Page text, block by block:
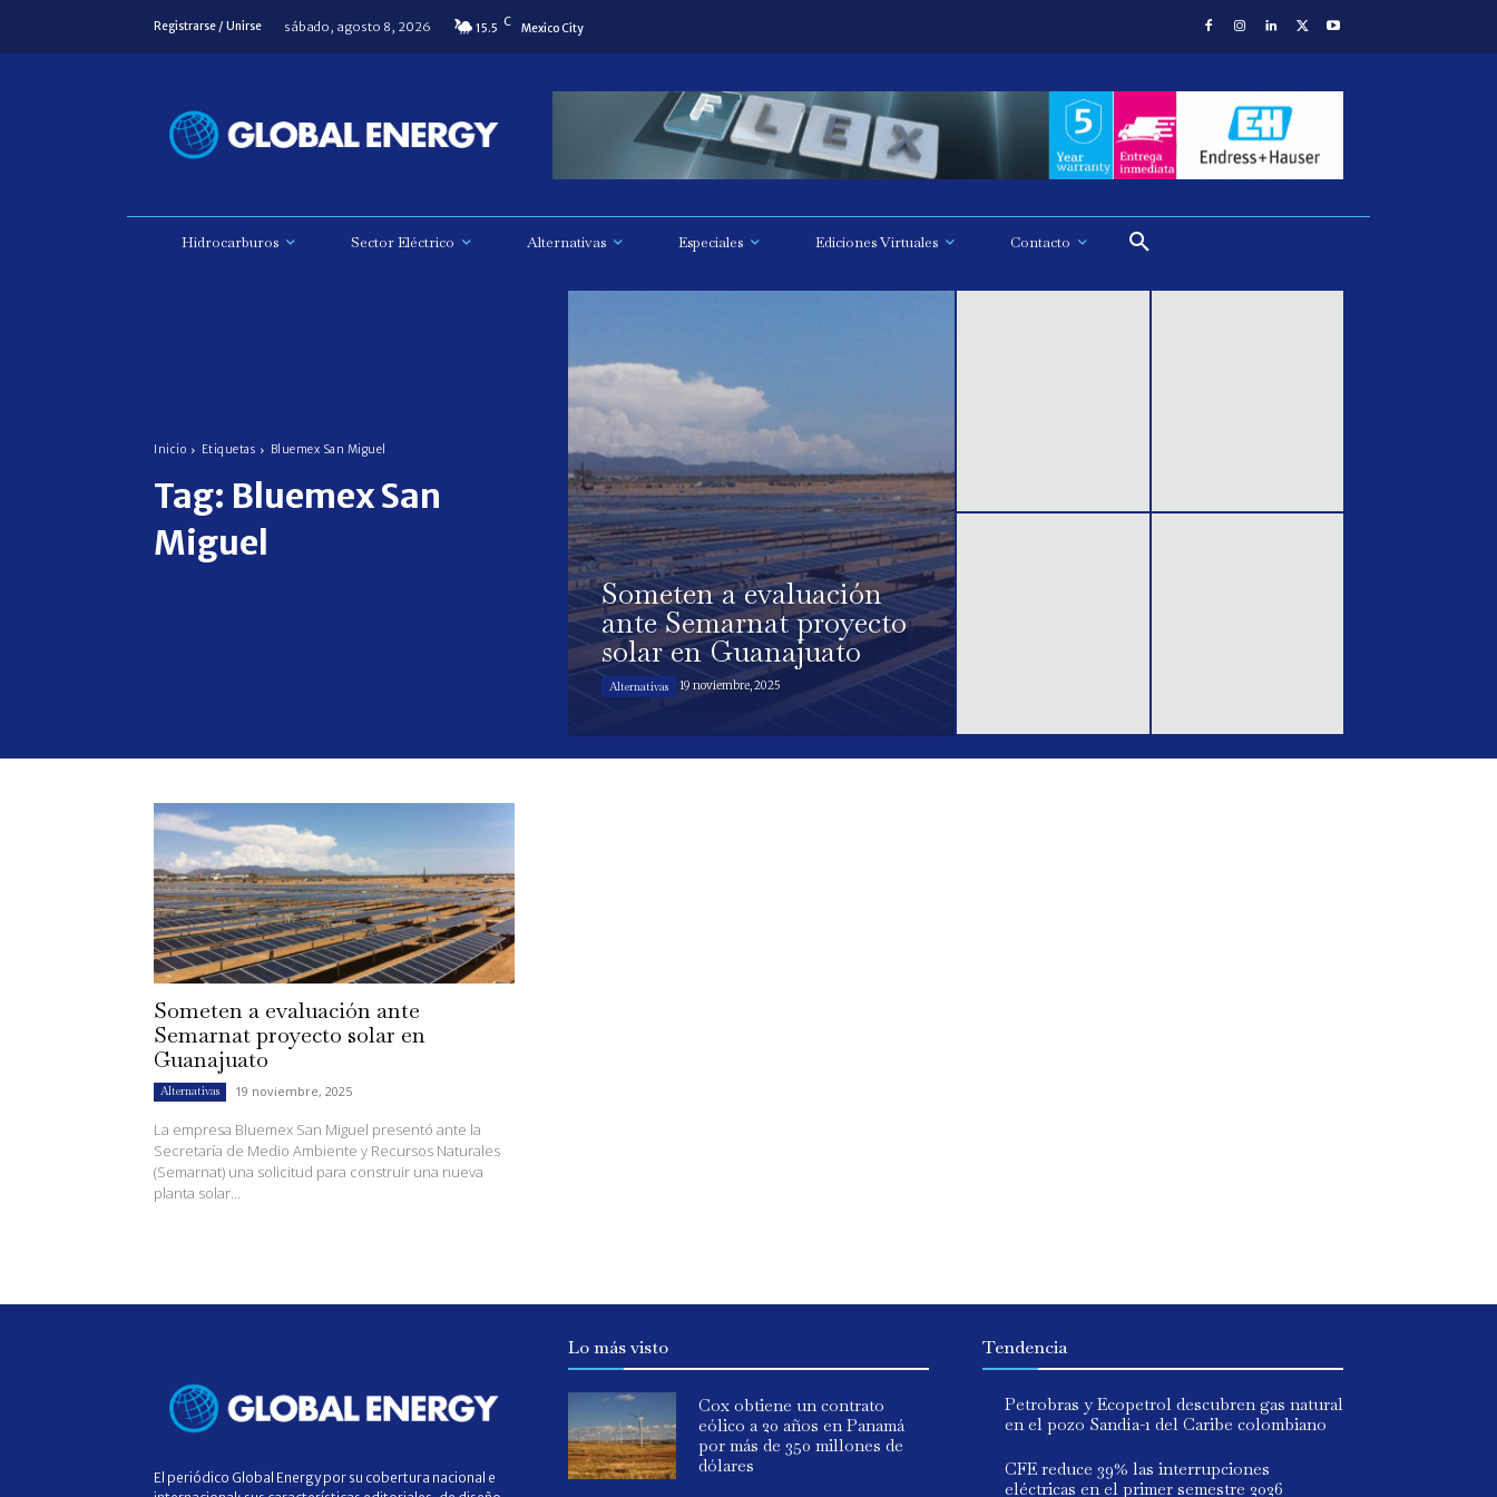
Registrarse / Unirse sábado, agosto 8, 2026 15.5 C Mexico City
Hidrocarburos Sector Eléctrico Alternativas Especiales Ediciones Virtuales Contacto
Inicio Etiquetas Bluemex San Miguel
Tag: Bluemex San
Miguel
Someten a evaluación
ante Semarnat proyecto
solar en Guanajuato
Alternativas 19 noviembre, 2025
Someten a evaluación ante
Semarnat proyecto solar en
Guanajuato
Alternativas 19 noviembre, 2025
La empresa Bluemex San Miguel presentó ante la
Secretaría de Medio Ambiente y Recursos Naturales
(Semarnat) una solicitud para construir una nueva
planta solar...
El periódico Global Energy por su cobertura nacional e
Lo más visto
Cox obtiene un contrato
eólico a 20 años en Panamá
por más de 350 millones de
dólares
Tendencia
Petrobras y Ecopetrol descubren gas natural
en el pozo Sandía-1 del Caribe colombiano
CFE reduce 39% las interrupciones
eléctricas en el primer semestre 2026